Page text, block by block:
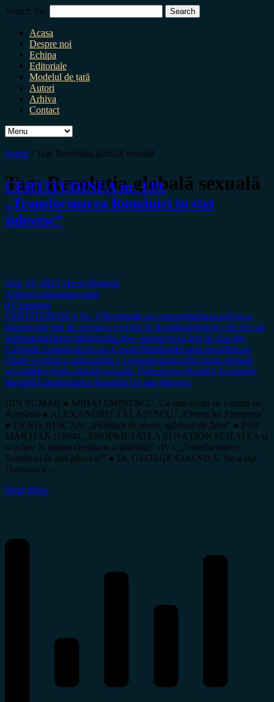
Search for:
Acasa
Despre noi
Echipa
Editoriale
Modelul de țară
Autori
Arhiva
Contact
Home / Tag: Revoluţia globală sexuală
Tag:Revoluţia globală sexuală
CERTITUDINEA nr. 139.
„Transformarea României în stat
jidovesc”
June 19, 2023 Miron Manega
ArhivaCertitudinea print
0 Comment
CERTITUDINEA Nr. 139certitudinea.comcertitudinea.roFresca
împotrivirii faţă de aşezarea evreilor în RomâniaHainele cele noi ale
împăratuluiHiper-bibliografia unei perspectiveLâna de Aur din
Colchida CarpaticăLeu sau Coson?Meditațiile unui secuiMircea
Eliade și mistica naţionalistă a LegiuniiortodoxRevoluţia globală
sexualăRevoluţia globală sexuală. Distrugerea libertății în numele
libertățiiTransformarea României în stat jidovesc
DIN SUMAR ● MIHAI EMINESCU. Ce mai avem de vândut în
România ● ALEXANDRU TĂLĂȘESCU. „Creerii lui Eminescu”
● DENIS BUICAN. „Frântură de soare, spărtură de flaut” ● POP
MARȚIAN (1864). „PROPRIETATEA ŞI NAŢIONALITATEA şi
o ochire în marea chestiune a jidanilor” (IV). „Transformarea
României în stat jidovesc” ● Dr. GEORGE COANDĂ. Ne-a dat
Dumnezeu…
Read More